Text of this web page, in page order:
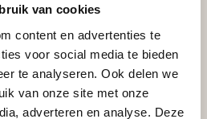
van cookies
content en advertenties te
voor social media te bieden
te analyseren. Ook delen we
van onze site met onze
adverteren en analyse. Deze
x
NMC
Nomastyl Plus GP (100
x 100 mm), lengte 2 m